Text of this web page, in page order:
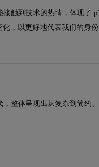
触到技术的热情，体现了
，以更好地代表我们的
整体呈现出从复杂到简